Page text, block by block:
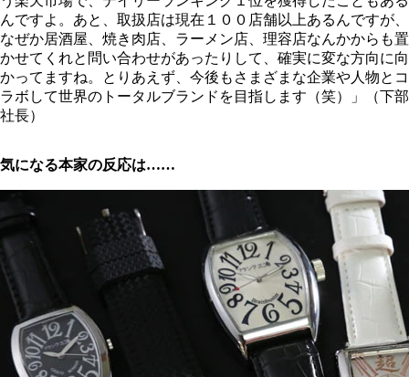
んですよ。あと、取扱店は現在１００店舗以上あるんですが、
なぜか居酒屋、焼き肉店、ラーメン店、理容店なんかからも置
かせてくれと問い合わせがあったりして、確実に変な方向に向
かってますね。とりあえず、今後もさまざまな企業や人物とコ
ラボして世界のトータルブランドを目指します（笑）」（下部
社長）
気になる本家の反応は……